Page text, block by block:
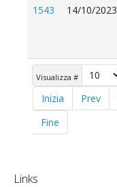
Visualizza #
Inizia Prev
Fine
1543 14/10/2023
Links